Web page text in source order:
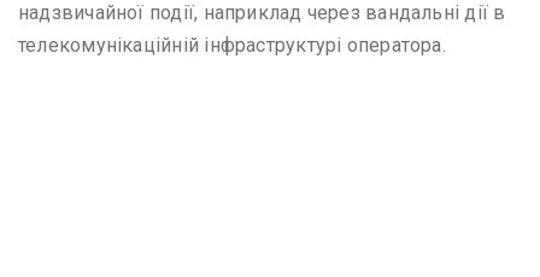
надзвичайної події, наприклад через вандальні дії в
телекомунікаційній інфраструктурі оператора.